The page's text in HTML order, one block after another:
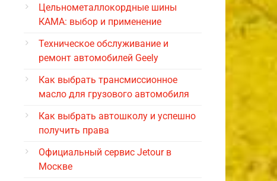
Цельнометаллокордные шины
КАМА: выбор и применение
Техническое обслуживание и
ремонт автомобилей Geely
Как выбрать трансмиссионное
масло для грузового автомобиля
Как выбрать автошколу и успешно
получить права
Официальный сервис Jetour в
Москве